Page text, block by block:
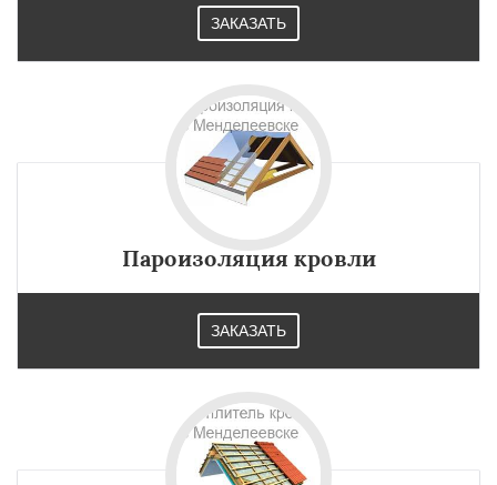
ЗАКАЗАТЬ
Пароизоляция кровли
ЗАКАЗАТЬ